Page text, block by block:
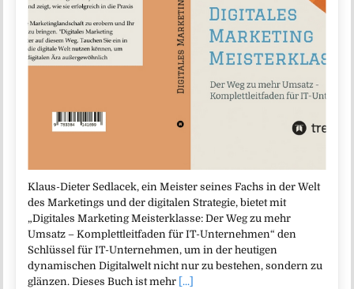
Klaus-Dieter Sedlacek, ein Meister seines Fachs in der Welt
des Marketings und der digitalen Strategie, bietet mit
„Digitales Marketing Meisterklasse: Der Weg zu mehr
Umsatz – Komplettleitfaden für IT-Unternehmen“ den
Schlüssel für IT-Unternehmen, um in der heutigen
dynamischen Digitalwelt nicht nur zu bestehen, sondern zu
glänzen. Dieses Buch ist mehr [...]